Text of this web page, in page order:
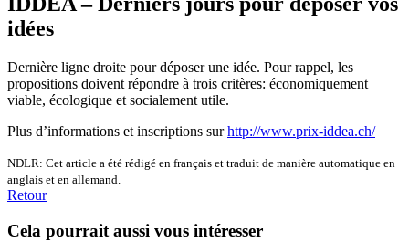
idées
Dernière ligne droite pour déposer une idée. Pour rappel, les
propositions doivent répondre à trois critères: économiquement
viable, écologique et socialement utile.
Plus d’informations et inscriptions surhttp://www.prix-iddea.ch/
NDLR: Cet article a été rédigé en français et traduit de manière automatique en
anglais et en allemand.
Retour
Cela pourrait aussi vous intéresser